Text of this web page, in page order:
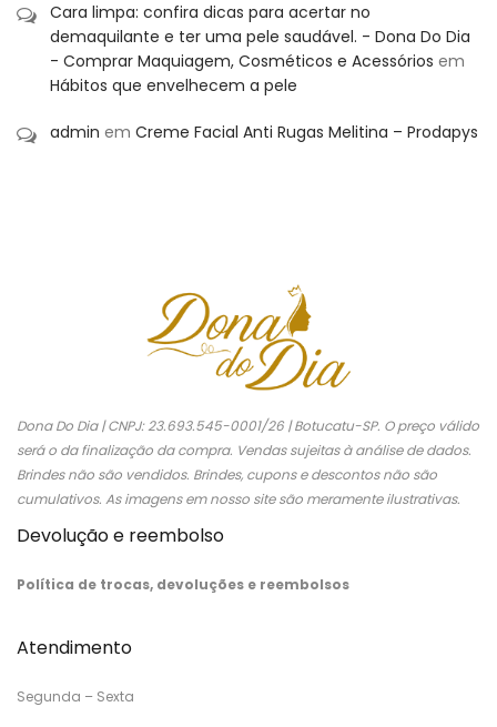
Cara limpa: confira dicas para acertar no
demaquilante e ter uma pele saudável. - Dona Do Dia
- Comprar Maquiagem, Cosméticos e Acessórios em
Hábitos que envelhecem a pele
admin em Creme Facial Anti Rugas Melitina – Prodapys
Dona Do Dia | CNPJ: 23.693.545-0001/26 | Botucatu-SP. O preço válido
será o da finalização da compra. Vendas sujeitas à análise de dados.
Brindes não são vendidos. Brindes, cupons e descontos não são
cumulativos. As imagens em nosso site são meramente ilustrativas.
Devolução e reembolso
Política de trocas, devoluções e reembolsos
Atendimento
Segunda – Sexta